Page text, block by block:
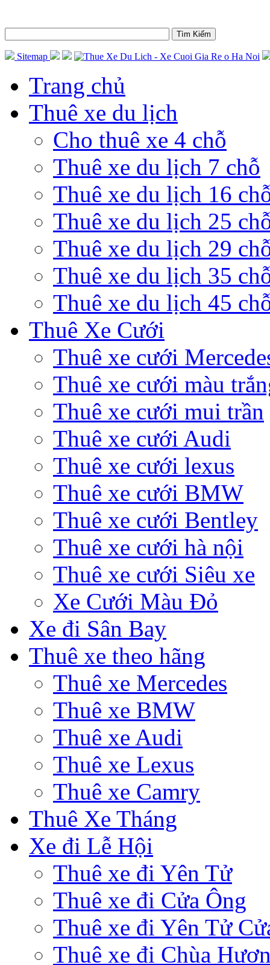
Sitemap
Trang chủ
Thuê xe du lịch
Cho thuê xe 4 chỗ
Thuê xe du lịch 7 chỗ
Thuê xe du lịch 16
Thuê xe du lịch 25
Thuê xe du lịch 29
Thuê xe du lịch 35
Thuê xe du lịch 45
Thuê Xe Cưới
Thuê xe cưới
Thuê xe cưới màu
Thuê xe cưới mui trần
Thuê xe cưới Audi
Thuê xe cưới lexus
Thuê xe cưới BMW
Thuê xe cưới Bentley
Thuê xe cưới hà nội
Thuê xe cưới Siêu xe
Xe Cưới Màu Đỏ
Xe đi Sân Bay
Thuê xe theo hãng
Thuê xe Mercedes
Thuê xe BMW
Thuê xe Audi
Thuê xe Lexus
Thuê xe Camry
Thuê Xe Tháng
Xe đi Lễ Hội
Thuê xe đi Yên Tử
Thuê xe đi Cửa Ông
Thuê xe đi Yên Tử
Thuê xe đi Chùa